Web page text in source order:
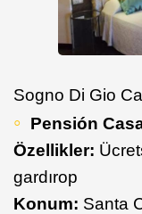
Sogno Di Gio
Pensión
Özellikler:
gardırop
Konum: Santa